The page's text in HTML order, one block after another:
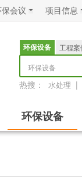
会议 项目信息
环保设备
工程案
环保设备
热搜： 水处理 |
环保设备